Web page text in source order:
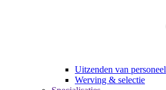
Uitzenden van personeel
Werving & selectie